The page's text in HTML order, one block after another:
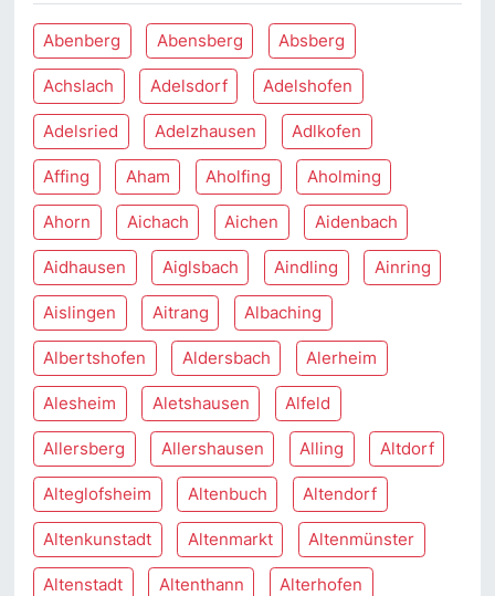
Abenberg Abensberg Absberg
Achslach Adelsdorf Adelshofen
Adelsried Adelzhausen Adlkofen
Affing Aham Aholfing Aholming
Ahorn Aichach Aichen Aidenbach
Aidhausen Aiglsbach Aindling Ainring
Aislingen Aitrang Albaching
Albertshofen Aldersbach Alerheim
Alesheim Aletshausen Alfeld
Allersberg Allershausen Alling Altdorf
Alteglofsheim Altenbuch Altendorf
Altenkunstadt Altenmarkt Altenmünster
Altenstadt Altenthann Alterhofen